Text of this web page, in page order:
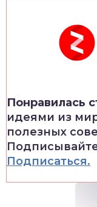
Понравилась
идеями из
полезных
Подписаться.